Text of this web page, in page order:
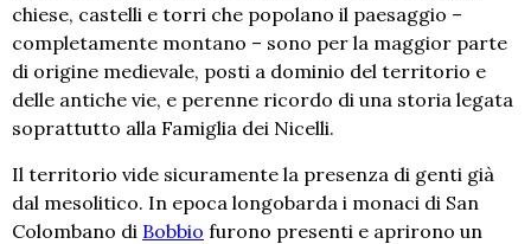
chiese, castelli e torri che popolano il paesaggio –
completamente montano – sono per la maggior parte
di origine medievale, posti a dominio del territorio e
delle antiche vie, e perenne ricordo di una storia legata
soprattutto alla Famiglia dei Nicelli.
Il territorio vide sicuramente la presenza di genti già
dal mesolitico. In epoca longobarda i monaci di San
Colombano di Bobbio furono presenti e aprirono un